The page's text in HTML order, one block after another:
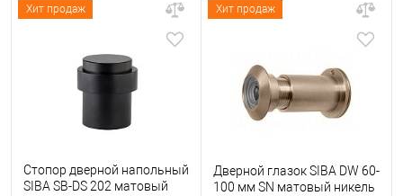
Хит продаж
Стопор дверной напольный
SIBA SB-DS 202 матовый
Хит продаж
Дверной глазок SIBA DW 60-
100 мм SN матовый никель